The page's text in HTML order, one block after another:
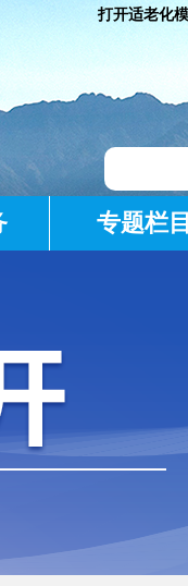
打开适老化
专题栏目